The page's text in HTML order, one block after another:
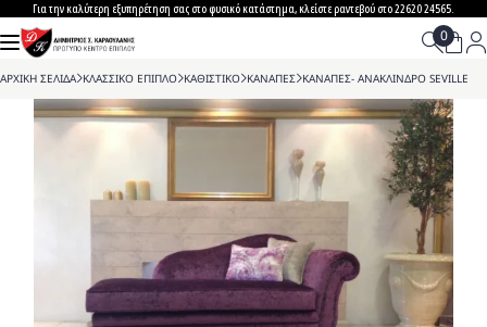
to
content
Για την καλύτερη εξυπηρέτηση σας στο φυσικό κατάστημα, κλείστε ραντεβού στο 22620 24565.
ΑΡΧΙΚΗ ΣΕΛΙΔΑ>ΚΛΑΣΣΙΚΟ ΕΠΙΠΛΟ>ΚΑΘΙΣΤΙΚΟ>ΚΑΝΑΠΕΣ>ΚΑΝΑΠΕΣ- ΑΝΑΚΛΙΝΔΡΟ SEVILLE